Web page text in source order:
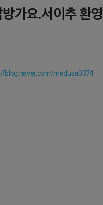
가요.서이추 환영
blog.naver.com/medusa0374